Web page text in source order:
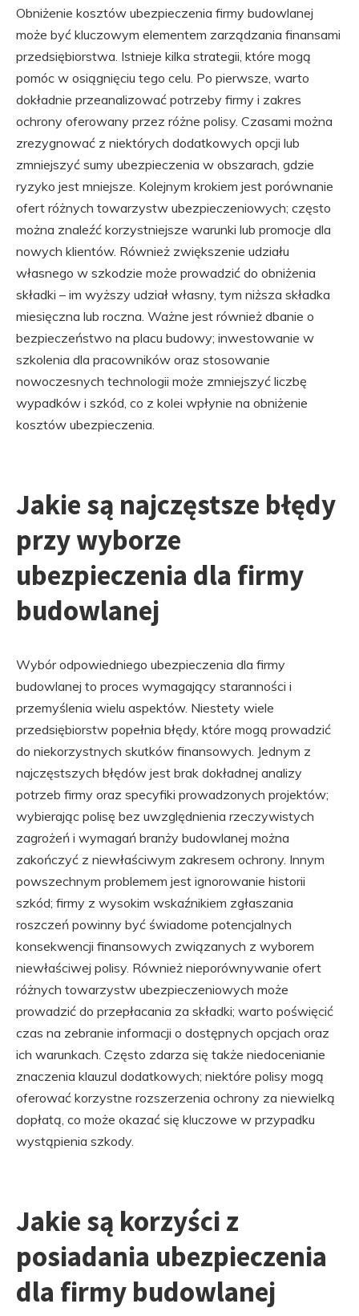
Obniżenie kosztów ubezpieczenia firmy budowlanej
może być kluczowym elementem zarządzania finansami
przedsiębiorstwa. Istnieje kilka strategii, które mogą
pomóc w osiągnięciu tego celu. Po pierwsze, warto
dokładnie przeanalizować potrzeby firmy i zakres
ochrony oferowany przez różne polisy. Czasami można
zrezygnować z niektórych dodatkowych opcji lub
zmniejszyć sumy ubezpieczenia w obszarach, gdzie
ryzyko jest mniejsze. Kolejnym krokiem jest porównanie
ofert różnych towarzystw ubezpieczeniowych; często
można znaleźć korzystniejsze warunki lub promocje dla
nowych klientów. Również zwiększenie udziału
własnego w szkodzie może prowadzić do obniżenia
składki – im wyższy udział własny, tym niższa składka
miesięczna lub roczna. Ważne jest również dbanie o
bezpieczeństwo na placu budowy; inwestowanie w
szkolenia dla pracowników oraz stosowanie
nowoczesnych technologii może zmniejszyć liczbę
wypadków i szkód, co z kolei wpłynie na obniżenie
kosztów ubezpieczenia.
Jakie są najczęstsze błędy
przy wyborze
ubezpieczenia dla firmy
budowlanej
Wybór odpowiedniego ubezpieczenia dla firmy
budowlanej to proces wymagający staranności i
przemyślenia wielu aspektów. Niestety wiele
przedsiębiorstw popełnia błędy, które mogą prowadzić
do niekorzystnych skutków finansowych. Jednym z
najczęstszych błędów jest brak dokładnej analizy
potrzeb firmy oraz specyfiki prowadzonych projektów;
wybierając polisę bez uwzględnienia rzeczywistych
zagrożeń i wymagań branży budowlanej można
zakończyć z niewłaściwym zakresem ochrony. Innym
powszechnym problemem jest ignorowanie historii
szkód; firmy z wysokim wskaźnikiem zgłaszania
roszczeń powinny być świadome potencjalnych
konsekwencji finansowych związanych z wyborem
niewłaściwej polisy. Również nieporównywanie ofert
różnych towarzystw ubezpieczeniowych może
prowadzić do przepłacania za składki; warto poświęcić
czas na zebranie informacji o dostępnych opcjach oraz
ich warunkach. Często zdarza się także niedocenianie
znaczenia klauzul dodatkowych; niektóre polisy mogą
oferować korzystne rozszerzenia ochrony za niewielką
dopłatą, co może okazać się kluczowe w przypadku
wystąpienia szkody.
Jakie są korzyści z
posiadania ubezpieczenia
dla firmy budowlanej